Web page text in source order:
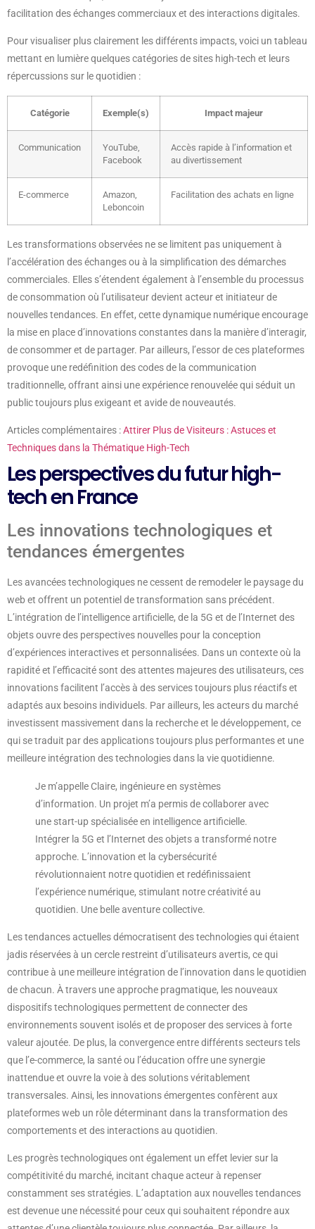
facilitation des échanges commerciaux et des interactions digitales.
Pour visualiser plus clairement les différents impacts, voici un tableau
mettant en lumière quelques catégories de sites high-tech et leurs
répercussions sur le quotidien :
Catégorie Exemple(s) Impact majeur
Communication
YouTube,
Facebook
Accès rapide à l’information et
au divertissement
E-commerce
Amazon,
Leboncoin
Facilitation des achats en ligne
Les transformations observées ne se limitent pas uniquement à
l’accélération des échanges ou à la simplification des démarches
commerciales. Elles s’étendent également à l’ensemble du processus
de consommation où l’utilisateur devient acteur et initiateur de
nouvelles tendances. En effet, cette dynamique numérique encourage
la mise en place d’innovations constantes dans la manière d’interagir,
de consommer et de partager. Par ailleurs, l’essor de ces plateformes
provoque une redéfinition des codes de la communication
traditionnelle, offrant ainsi une expérience renouvelée qui séduit un
public toujours plus exigeant et avide de nouveautés.
Articles complémentaires :Attirer Plus de Visiteurs : Astuces et
Techniques dans la Thématique High-Tech
Les perspectives du futur high-
tech en France
Les innovations technologiques et
tendances émergentes
Les avancées technologiques ne cessent de remodeler le paysage du
web et offrent un potentiel de transformation sans précédent.
L’intégration de l’intelligence artificielle, de la 5G et de l’Internet des
objets ouvre des perspectives nouvelles pour la conception
d’expériences interactives et personnalisées. Dans un contexte où la
rapidité et l’efficacité sont des attentes majeures des utilisateurs, ces
innovations facilitent l’accès à des services toujours plus réactifs et
adaptés aux besoins individuels. Par ailleurs, les acteurs du marché
investissent massivement dans la recherche et le développement, ce
qui se traduit par des applications toujours plus performantes et une
meilleure intégration des technologies dans la vie quotidienne.
Je m’appelle Claire, ingénieure en systèmes
d’information. Un projet m’a permis de collaborer avec
une start-up spécialisée en intelligence artificielle.
Intégrer la 5G et l’Internet des objets a transformé notre
approche. L’innovation et la cybersécurité
révolutionnaient notre quotidien et redéfinissaient
l’expérience numérique, stimulant notre créativité au
quotidien. Une belle aventure collective.
Les tendances actuelles démocratisent des technologies qui étaient
jadis réservées à un cercle restreint d’utilisateurs avertis, ce qui
contribue à une meilleure intégration de l’innovation dans le quotidien
de chacun. À travers une approche pragmatique, les nouveaux
dispositifs technologiques permettent de connecter des
environnements souvent isolés et de proposer des services à forte
valeur ajoutée. De plus, la convergence entre différents secteurs tels
que l’e-commerce, la santé ou l’éducation offre une synergie
inattendue et ouvre la voie à des solutions véritablement
transversales. Ainsi, les innovations émergentes confèrent aux
plateformes web un rôle déterminant dans la transformation des
comportements et des interactions au quotidien.
Les progrès technologiques ont également un effet levier sur la
compétitivité du marché, incitant chaque acteur à repenser
constamment ses stratégies. L’adaptation aux nouvelles tendances
est devenue une nécessité pour ceux qui souhaitent répondre aux